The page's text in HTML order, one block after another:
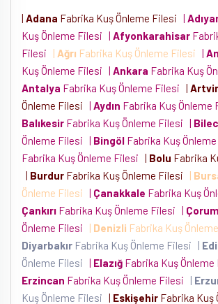
| Adana Fabrika Kuş Önleme Filesi |
Kuş Önleme Filesi | Afyonkarahisar
Filesi
| Ağrı Fabrika Kuş Önleme Filesi |
Kuş Önleme Filesi | Ankara Fabrika Kuş
Antalya Fabrika Kuş Önleme Filesi |
Önleme Filesi | Aydın Fabrika Kuş Önleme
Balıkesir Fabrika Kuş Önleme Filesi |
Önleme Filesi | Bingöl Fabrika Kuş
Fabrika Kuş Önleme Filesi | Bolu Fabrika
| Burdur Fabrika Kuş Önleme Filesi |
Önleme Filesi | Çanakkale Fabrika Kuş
Çankırı Fabrika Kuş Önleme Filesi | Çorum
Önleme Filesi
| Denizli Fabrika Kuş
Diyarbakır Fabrika Kuş Önleme Filesi |
Önleme Filesi | Elazığ Fabrika Kuş Önleme
Erzincan Fabrika Kuş Önleme Filesi |
Kuş Önleme Filesi | Eskişehir Fabrika Kuş